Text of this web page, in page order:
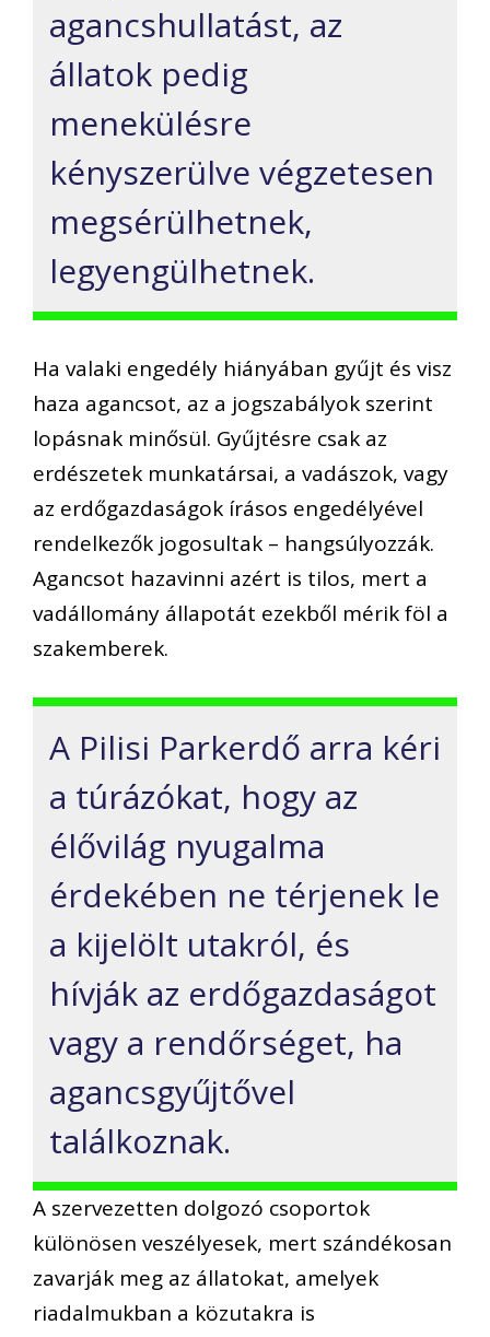
agancshullatást, az
állatok pedig
menekülésre
kényszerülve végzetesen
megsérülhetnek,
legyengülhetnek.
Ha valaki engedély hiányában gyűjt és visz
haza agancsot, az a jogszabályok szerint
lopásnak minősül. Gyűjtésre csak az
erdészetek munkatársai, a vadászok, vagy
az erdőgazdaságok írásos engedélyével
rendelkezők jogosultak – hangsúlyozzák.
Agancsot hazavinni azért is tilos, mert a
vadállomány állapotát ezekből mérik föl a
szakemberek.
A Pilisi Parkerdő arra kéri
a túrázókat, hogy az
élővilág nyugalma
érdekében ne térjenek le
a kijelölt utakról, és
hívják az erdőgazdaságot
vagy a rendőrséget, ha
agancsgyűjtővel
találkoznak.
A szervezetten dolgozó csoportok
különösen veszélyesek, mert szándékosan
zavarják meg az állatokat, amelyek
riadalmukban a közutakra is